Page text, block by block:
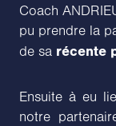
Coach
pu prendre la
de sa récente
Ensuite à eu
notre